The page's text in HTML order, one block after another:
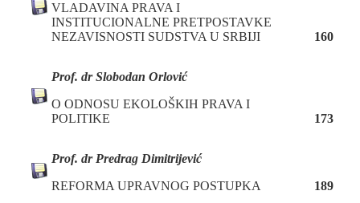
VLADAVINA PRAVA I
INSTITUCIONALNE PRETPOSTAVKE
NEZAVISNOSTI SUDSTVA U SRBIJI
160
Prof. drSlobodan Orlović
O ODNOSU EKOLOŠKIH PRAVA I
POLITIKE
173
Prof. dr Predrag Dimitrijević
REFORMA UPRAVNOG POSTUPKA
189